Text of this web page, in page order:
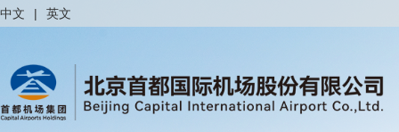
中文 | 英文